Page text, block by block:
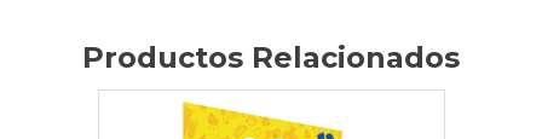
Productos Relacionados